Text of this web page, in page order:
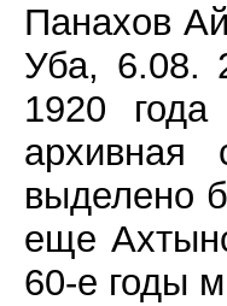
Панахов
Уба, 6.08.
1920
выделено
еще
60-е годы